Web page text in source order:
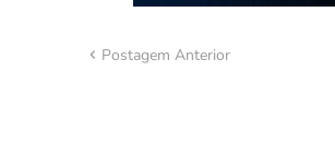
Postagem Anterior